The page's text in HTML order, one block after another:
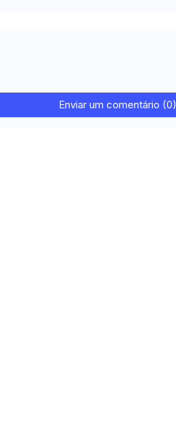
Enviar um comentário (0)